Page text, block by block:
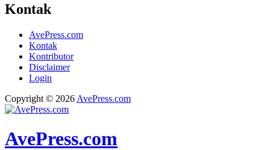
Kontak
AvePress.com
Kontak
Kontributor
Disclaimer
Login
Copyright © 2026 AvePress.com
AvePress.com